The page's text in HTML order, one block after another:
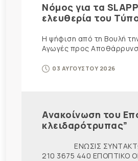
Νόμος για τα
ελευθερία του
Η ψήφιση από τη Βουλή
Αγωγές προς Αποθάρρυνση
03 ΑΥΓΟΥΣΤΟΥ 2026
Ανακοίνωση του
κλειδαρότρυπας”
ΕΝΩΣΙΣ
210 3675 440 ΕΠΟΠΤΙΚΟ